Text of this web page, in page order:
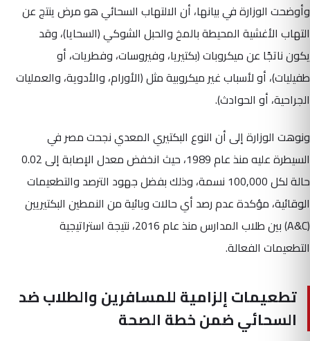
وأوضحت الوزارة في بيانها، أن الالتهاب السحائي هو مرض ينتج عن
التهاب الأغشية المحيطة بالمخ والحبل الشوكي (السحايا)، وقد
يكون ناتجًا عن ميكروبات (بكتيريا، وفيروسات، وفطريات، أو
طفيليات)، أو لأسباب غير ميكروبية مثل (الأورام، والأدوية، والعمليات
الجراحية، أو الحوادث).
ونوهت الوزارة إلى أن النوع البكتيري المعدي نجحت مصر في
السيطرة عليه منذ عام 1989، حيث انخفض معدل الإصابة إلى 0.02
حالة لكل 100,000 نسمة، وذلك بفضل جهود الترصد والتطعيمات
الوقائية، مؤكدة عدم رصد أي حالات وبائية من النمطين البكتيريين
(A&C) بين طلاب المدارس منذ عام 2016، نتيجة استراتيجية
التطعيمات الفعالة.
تطعيمات إلزامية للمسافرين والطلاب ضد
السحائي ضمن خطة الصحة